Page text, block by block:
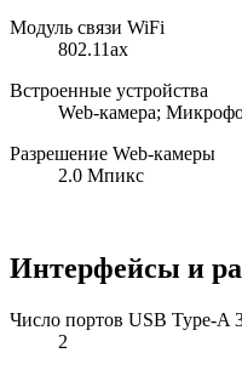
Модуль связи WiFi
802.11ax
Встроенные устройства
Web-камера;
Разрешение Web-камеры
2.0 Мпикс
Интерфейсы и
Число портов USB Type-A
2